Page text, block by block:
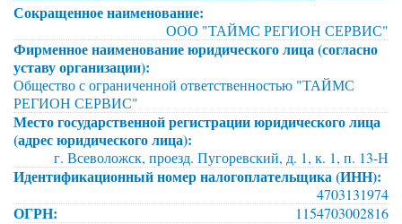
Сокращенное наименование:
ООО "ТАЙМС РЕГИОН СЕРВИС"
Фирменное наименование юридического лица (согласно
уставу организации):
Общество с ограниченной ответственностью "ТАЙМС
РЕГИОН СЕРВИС"
Место государственной регистрации юридического лица
(адрес юридического лица):
г. Всеволожск, проезд. Пугоревский, д. 1, к. 1, п. 13-Н
Идентификационный номер налогоплательщика (ИНН):
4703131974
ОГРН: 1154703002816